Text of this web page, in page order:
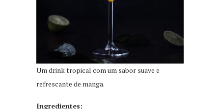
Um drink tropical com um sabor suave e
refrescante de manga.
Ingredientes: